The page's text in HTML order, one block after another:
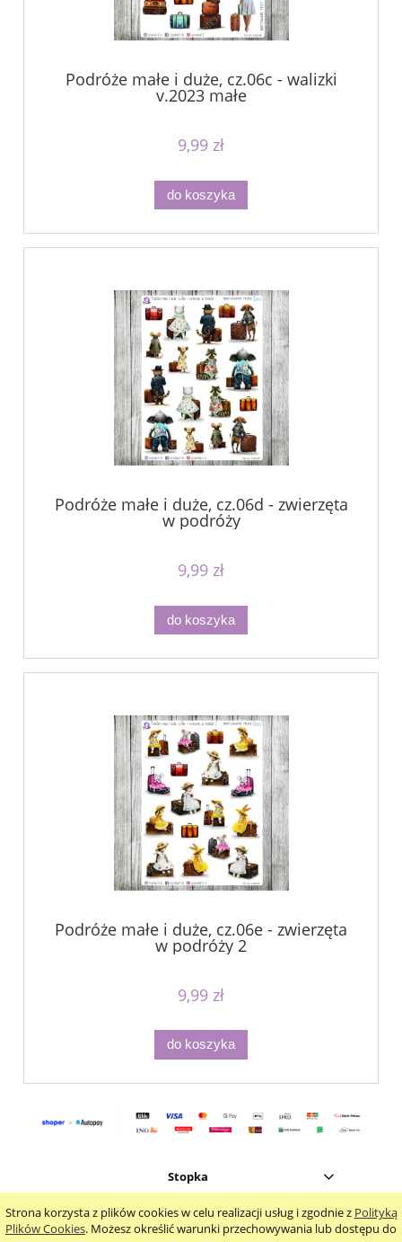
Strona korzysta z plików cookies w celu realizacji usług i zgodnie z Polityką
Plików Cookies. Możesz określić warunki przechowywania lub dostępu do
Podróże małe i duże, cz.06c - walizki
v.2023 małe
9,99 zł
do koszyka
Podróże małe i duże, cz.06d - zwierzęta
w podróży
9,99 zł
do koszyka
Podróże małe i duże, cz.06e - zwierzęta
w podróży 2
9,99 zł
do koszyka
Stopka
pokaż pełną wersję strony